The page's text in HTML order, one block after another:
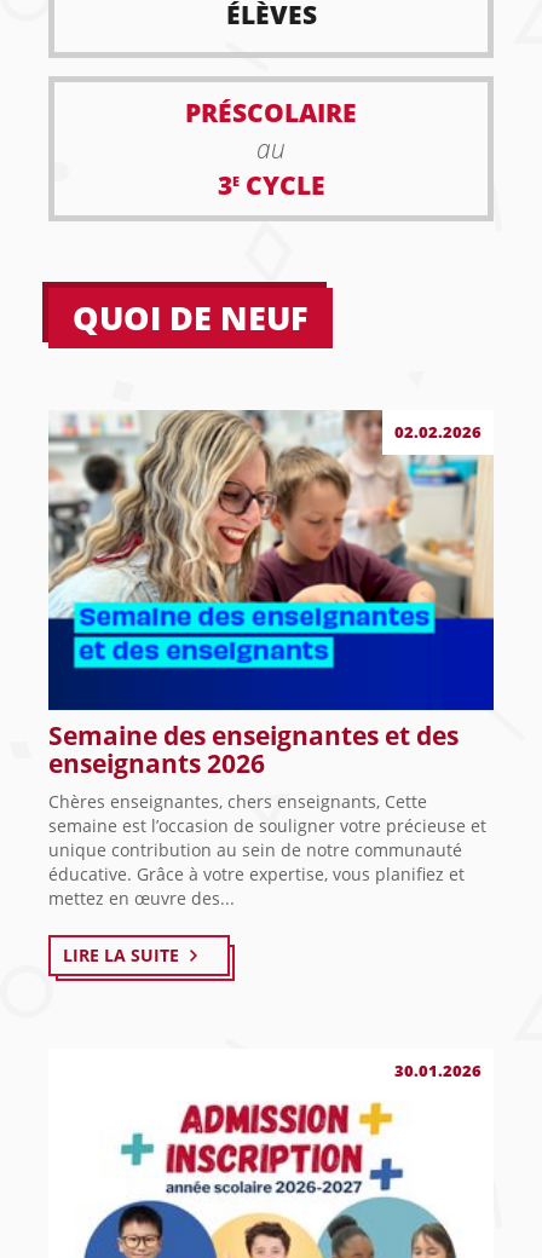
ÉLÈVES
PRÉSCOLAIRE
au
3ECYCLE
QUOI DE NEUF
02.02.2026
Semaine des enseignantes et des
enseignants 2026
Chères enseignantes, chers enseignants, Cette
semaine est l’occasion de souligner votre précieuse et
unique contribution au sein de notre communauté
éducative. Grâce à votre expertise, vous planifiez et
mettez en œuvre des...
LIRE LA SUITE
30.01.2026